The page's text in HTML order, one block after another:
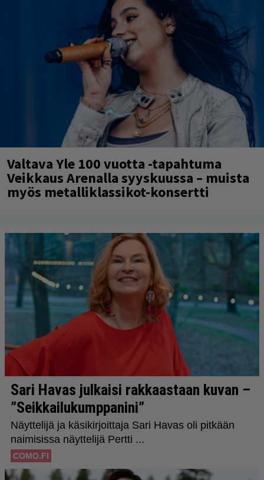
Valtava Yle 100 vuotta -tapahtuma
Veikkaus Arenalla syyskuussa – muista
myös metalliklassikot-konsertti